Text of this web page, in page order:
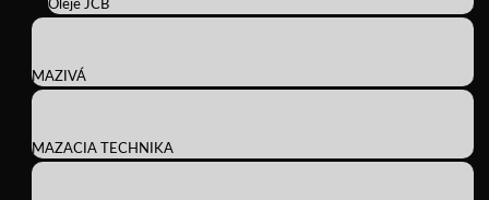
Oleje JCB
MAZIVÁ
MAZACIA TECHNIKA